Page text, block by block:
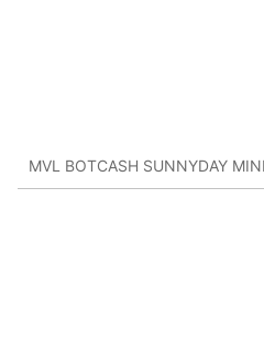
MVL BOTCASH SUNNYDAY